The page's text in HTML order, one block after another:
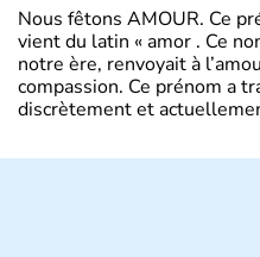
Nous fêtons AMOUR. Ce
vient du latin « amor . Ce
notre ère, renvoyait à
compassion. Ce prénom a
discrètement et